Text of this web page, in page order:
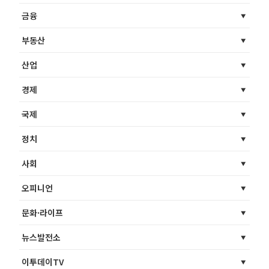
금융
부동산
산업
경제
국제
정치
사회
오피니언
문화·라이프
뉴스발전소
이투데이TV